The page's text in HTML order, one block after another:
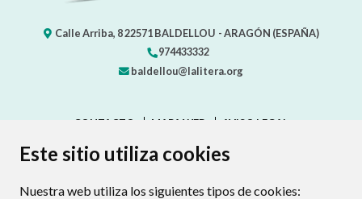
Este sitio utiliza cookies
Nuestra web utiliza los siguientes tipos de cookies:
Calle Arriba, 822571 BALDELLOU - ARAGÓN (ESPAÑA)
974433332
baldellou@lalitera.org
CONTACTO MAPA WEB
AVISO LEGAL
PROTECCIÓN DE DATOS
POLÍTICA DE COOKIES